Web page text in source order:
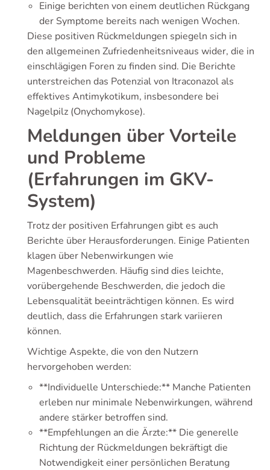
Einige berichten von einem deutlichen Rückgang
der Symptome bereits nach wenigen Wochen.
Diese positiven Rückmeldungen spiegeln sich in
den allgemeinen Zufriedenheitsniveaus wider, die in
einschlägigen Foren zu finden sind. Die Berichte
unterstreichen das Potenzial von Itraconazol als
effektives Antimykotikum, insbesondere bei
Nagelpilz (Onychomykose).
Meldungen über Vorteile
und Probleme
(Erfahrungen im GKV-
System)
Trotz der positiven Erfahrungen gibt es auch
Berichte über Herausforderungen. Einige Patienten
klagen über Nebenwirkungen wie
Magenbeschwerden. Häufig sind dies leichte,
vorübergehende Beschwerden, die jedoch die
Lebensqualität beeinträchtigen können. Es wird
deutlich, dass die Erfahrungen stark variieren
können.
Wichtige Aspekte, die von den Nutzern
hervorgehoben werden:
**Individuelle Unterschiede:** Manche Patienten
erleben nur minimale Nebenwirkungen, während
andere stärker betroffen sind.
**Empfehlungen an die Ärzte:** Die generelle
Richtung der Rückmeldungen bekräftigt die
Notwendigkeit einer persönlichen Beratung